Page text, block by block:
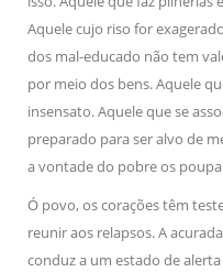
Aquele cujo riso for
dos mal-educado não tem
por meio dos bens. Aquele
insensato. Aquele que se
preparado para ser alvo de
a vontade do pobre os
Ó povo, os corações têm
reunir aos relapsos. A
conduz a um estado de